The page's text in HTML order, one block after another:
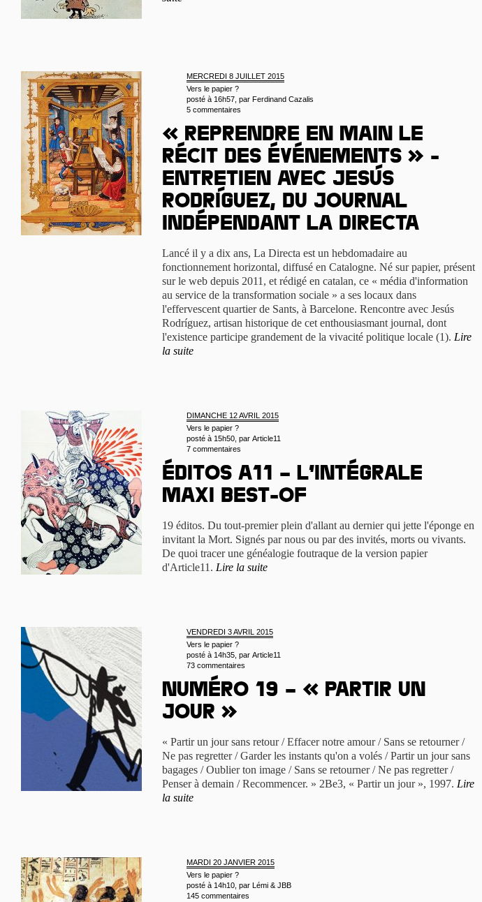
MERCREDI 8 JUILLET 2015
Vers le papier ?
posté à 16h57, par Ferdinand Cazalis
5 commentaires
« Reprendre en main le
récit des événements » -
Entretien avec Jesús
Rodríguez, du journal
indépendant La Directa
Lancé il y a dix ans, La Directa est un hebdomadaire au
fonctionnement horizontal, diffusé en Catalogne. Né sur papier, présent
sur le web depuis 2011, et rédigé en catalan, ce « média d'information
au service de la transformation sociale » a ses locaux dans
l'effervescent quartier de Sants, à Barcelone. Rencontre avec Jesús
Rodríguez, artisan historique de cet enthousiasmant journal, dont
l'existence participe grandement de la vivacité politique locale (1). Lire
la suite
DIMANCHE 12 AVRIL 2015
Vers le papier ?
posté à 15h50, par Article11
7 commentaires
Éditos A11 – l’intégrale
maxi best-of
19 éditos. Du tout-premier plein d'allant au dernier qui jette l'éponge en
invitant la Mort. Signés par nous ou par des invités, morts ou vivants.
De quoi tracer une généalogie foutraque de la version papier
d'Article11. Lire la suite
VENDREDI 3 AVRIL 2015
Vers le papier ?
posté à 14h35, par Article11
73 commentaires
Numéro 19 – « Partir un
jour »
« Partir un jour sans retour / Effacer notre amour / Sans se retourner /
Ne pas regretter / Garder les instants qu'on a volés / Partir un jour sans
bagages / Oublier ton image / Sans se retourner / Ne pas regretter /
Penser à demain / Recommencer. » 2Be3, « Partir un jour », 1997. Lire
la suite
MARDI 20 JANVIER 2015
Vers le papier ?
posté à 14h10, par Lémi & JBB
145 commentaires